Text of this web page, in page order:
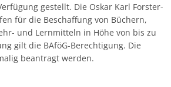
gestellt. Die Oskar Karl Forster-
für die Beschaffung von Büchern,
und Lernmitteln in Höhe von bis zu
gilt die BAföG-Berechtigung. Die
beantragt werden.